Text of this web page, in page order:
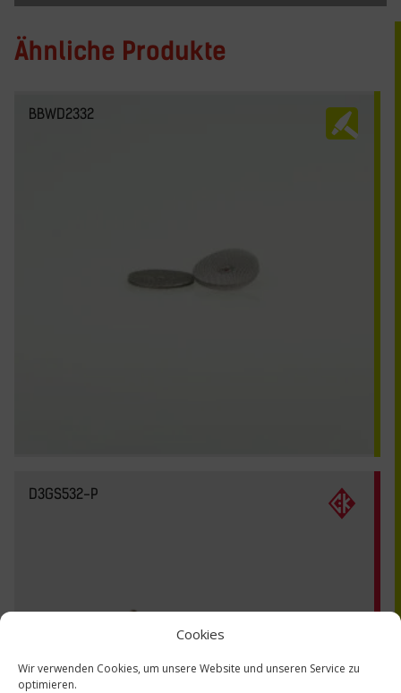
Cookies
Wir verwenden Cookies, um unsere Website und unseren Service zu
optimieren.
Ähnliche Produkte
BBWD2332
D3GS532-P